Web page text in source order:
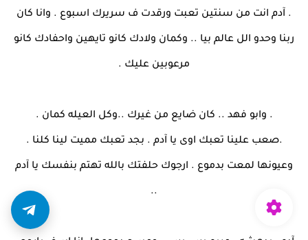
. آدم انت من سنتين تعبت ورقدت ف سريرك اسبوع . وانا كان
ربنا وحدو الل عالم بيا .. وكمان ولادك كانو تايهين واحفادك كانو
مرعوبين عليك .
. وابو فهد .. كان ضايع من غيرك ..وكل العيله كمان .
.صعب علينا تعبك اوى يا آدم . بجد تعبك مميت لينا كلنا .
وعيونها لمعت بدموع . ارجوك حلفتك بالله تهتم بنفسك يا آدم
..